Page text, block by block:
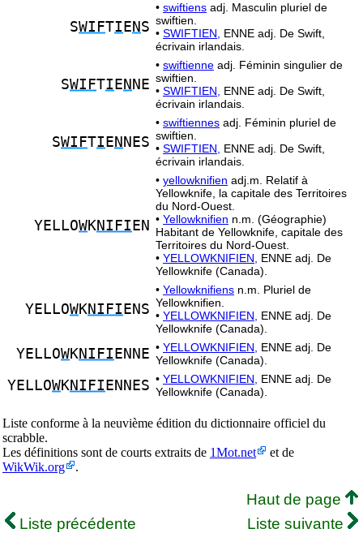
SWIFTI E N S
• swiftiens adj. Masculin pluriel de
swiftien.
• SWIFTIEN,
ENNE adj. De Swift,
écrivain irlandais.
SWIFTI E N NE
• swiftienne adj. Féminin singulier de
swiftien.
• SWIFTIEN,
ENNE adj. De Swift,
écrivain irlandais.
SWIFTI E N NES
• swiftiennes adj. Féminin pluriel de
swiftien.
• SWIFTIEN,
ENNE adj. De Swift,
écrivain irlandais.
YELLOWKNIFI EN
• yellowknifien adj.m. Relatif à
Yellowknife, la capitale des Territoires
du Nord-Ouest.
• Yellowknifien n.m. (Géographie)
Habitant de Yellowknife, capitale des
Territoires du Nord-Ouest.
• YELLOWKNIFIEN,
ENNE adj. De
Yellowknife (Canada).
YELLOWKNIFI ENS
• Yellowknifiens n.m. Pluriel de
Yellowknifien.
• YELLOWKNIFIEN,
ENNE adj. De
Yellowknife (Canada).
YELLOWKNIFI ENNE • YELLOWKNIFIEN,
ENNE adj. De
Yellowknife (Canada).
YELLOWKNIFI ENNES • YELLOWKNIFIEN,
ENNE adj. De
Yellowknife (Canada).
Liste conforme à la neuvième édition du dictionnaire officiel du
scrabble.
Les définitions sont de courts extraits de 1Mot.net
et de
WikWik.org
.
Haut de page
Liste précédente
Liste suivante